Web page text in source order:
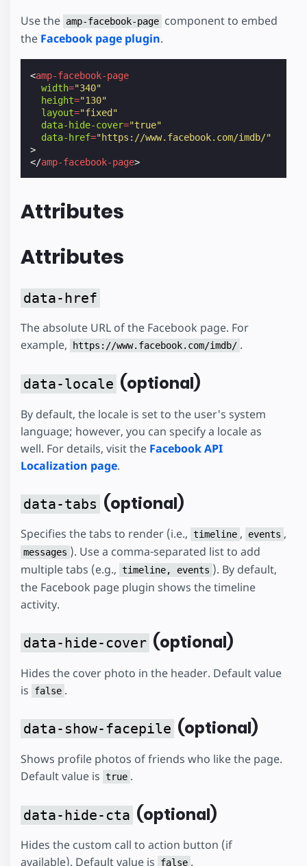
Use the amp-facebook-page component to embed
the Facebook page plugin.
<amp-facebook-page
width="340"
height="130"
layout="fixed"
data-hide-cover="true"
data-href="https://www.facebook.com/imdb/"
>
</amp-facebook-page>
Attributes
Attributes
data-href
The absolute URL of the Facebook page. For
example,
https://www.facebook.com/imdb/ .
data-locale (optional)
By default, the locale is set to the user's system
language; however, you can specify a locale as
well. For details, visit the Facebook API
Localization page.
data-tabs (optional)
Specifies the tabs to render (i.e., timeline , events ,
messages ). Use a comma-separated list to add
multiple tabs (e.g., timeline, events ). By default,
the Facebook page plugin shows the timeline
activity.
data-hide-cover (optional)
Hides the cover photo in the header. Default value
is
false .
data-show-facepile (optional)
Shows profile photos of friends who like the page.
Default value is true .
data-hide-cta (optional)
Hides the custom call to action button (if
available). Default value is
false .